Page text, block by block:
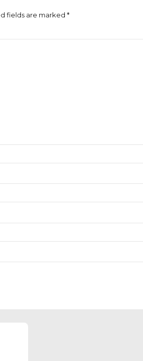
fields are marked *